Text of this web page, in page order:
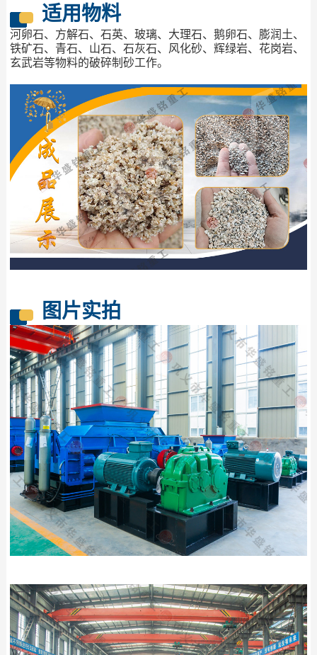
适用物料
河卵石、方解石、石英、玻璃、大理石、鹅卵石、膨润土、
铁矿石、青石、山石、石灰石、风化砂、辉绿岩、花岗岩、
玄武岩等物料的破碎制砂工作。
图片实拍